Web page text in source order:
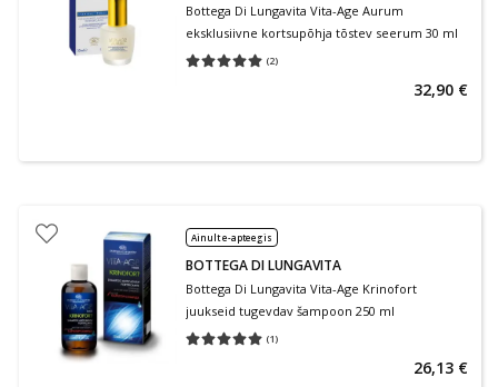
Bottega Di Lungavita Vita-Age Aurum
eksklusiivne kortsupõhja tõstev seerum 30 ml
(2)
Keskmine hinnang 5.00
32,90 €
Ainult e-apteegis
BOTTEGA DI LUNGAVITA
Bottega Di Lungavita Vita-Age Krinofort
juukseid tugevdav šampoon 250 ml
(1)
Keskmine hinnang 5.00
26,13 €